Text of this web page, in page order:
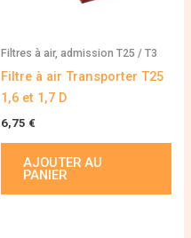
Filtres à air, admission T25 / T3
Filtre à air Transporter T25
1,6 et 1,7 D
6,75 €
AJOUTER AU
PANIER